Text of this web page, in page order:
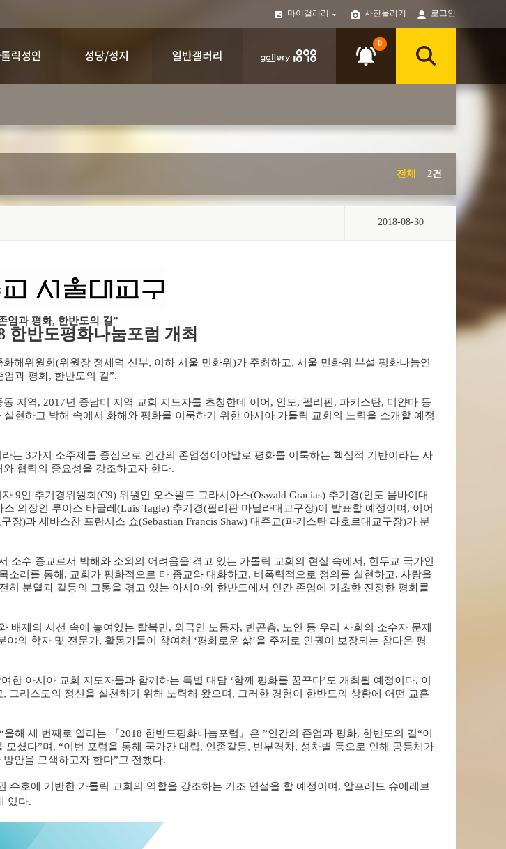
마이갤러리 사진올리기 로그인
0
전체 2건
2018-08-30
엄과 평화, 한반도의 길”
한반도평화나눔포럼 개최
해위원회 (위원장 정세덕 신부, 이하 서울 민화위 )가 주최하고, 서울 민화위 부설 평화나눔연
엄과 평화, 한반도의 길”.
동 지역, 2017년 중남미 지역 교회 지도자를 초청한데 이어 , 인도, 필리핀 , 파키스탄, 미얀마 등
현하고 박해 속에서 화해와 평화를 이룩하기 위한 아시아 가톨릭 교회의 노력을 소개할 예정
라는 3가지 소주제를 중심으로 인간의 존엄성이야말로 평화를 이룩하는 핵심적 기반이라는 사
협력의 중요성을 강조하고자 한다.
자 9인 추기경위원회 (C9) 위원인 오스왈드 그라시아스(Oswald Gracias) 추기경(인도 뭄바이대
의장인 루이스 타글레 (Luis Tagle) 추기경(필리핀 마닐라대교구장)이 발표할 예정이며 , 이어
장)과 세바스찬 프란시스 쇼(Sebastian Francis Shaw) 대주교(파키스탄 라호르대교구장)가 분
소수 종교로서 박해와 소외의 어려움을 겪고 있는 가톨릭 교회의 현실 속에서 , 힌두교 국가인
소리를 통해 , 교회가 평화적으로 타 종교와 대화하고, 비폭력적으로 정의를 실현하고, 사랑을
히 분열과 갈등의 고통을 겪고 있는 아시아와 한반도에서 인간 존엄에 기초한 진정한 평화를
배제의 시선 속에 놓여있는 탈북민 , 외국인 노동자, 빈곤층, 노인 등 우리 사회의 소수자 문제
야의 학자 및 전문가, 활동가들이 참여해 ‘평화로운 삶’을 주제로 인권이 보장되는 참다운 평
한 아시아 교회 지도자들과 함께하는 특별 대담 ‘함께 평화를 꿈꾸다’도 개최될 예정이다. 이
, 그리스도의 정신을 실천하기 위해 노력해 왔으며 , 그러한 경험이 한반도의 상황에 어떤 교훈
올해 세 번째로 열리는 『2018 한반도평화나눔포럼 』 은 ”인간의 존엄과 평화, 한반도의 길“이
모셨다”며 , “이번 포럼을 통해 국가간 대립, 인종갈등, 빈부격차, 성차별 등으로 인해 공동체가
안을 모색하고자 한다”고 전했다.
수호에 기반한 가톨릭 교회의 역할을 강조하는 기조 연설을 할 예정이며 , 알프레드 슈에레브
있다.